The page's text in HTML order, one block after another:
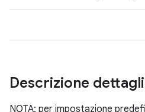
Descrizione
NOTA: per impostazione